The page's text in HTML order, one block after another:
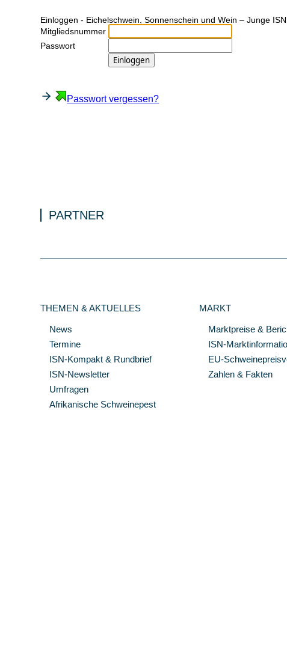
Ein­log­gen - Eichelschwein, Sonnenschein und Wein – Junge
Mitgliedsnummer
Passwort
Passwort vergessen?
PARTNER
THEMEN & AKTUELLES
News
Termine
ISN-Kompakt & Rundbrief
ISN-Newsletter
Umfragen
Afrikanische Schweinepest
MARKT
Marktpreise &
ISN-
EU-
Zahlen & Fakten